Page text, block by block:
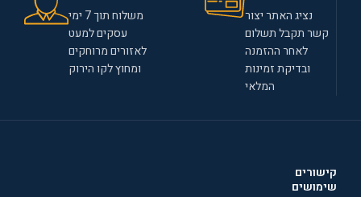
נציג האתר יצור
קשר תקבל תשלום
לאחר ההזמנה
ובדיקת זמינות
המלאי
משלוח תוך 7 ימי
עסקים למעט
לאזורים מרוחקים
ומחוץ לקו הירוק
קישורים
שימושים